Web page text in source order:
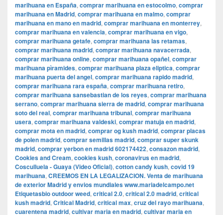
marihuana en España, comprar marihuana en estocolmo, comprar
marihuana en Madrid, comprar marihuana en malmo, comprar
marihuana en mano en madrid, comprar marihuana en monterrey,
comprar marihuana en valencia, comprar marihuana en vigo,
comprar marihuana getafe, comprar marihuana las retamas,
comprar marihuana madrid, comprar marihuana navacerrada,
comprar marihuana online, comprar marihuana opañel, comprar
marihuana pìramides, comprar marihuana plaza eliptica, comprar
marihuana puerta del angel, comprar marihuana rapido madrid,
comprar marihuana rara españa, comprar marihuana retiro,
comprar marihuana sansebastian de los reyes, comprar marihuana
serrano, comprar marihuana sierra de madrid, comprar marihuana
soto del real, comprar marihuana tribunal, comprar marihuana
usera, comprar marihuana valdeski, comprar matuja en madrid,
comprar mota en madrid, comprar og kush madrid, comprar placas
de polen madrid, comprar semillas madrid, comprar super skunk
madrid, comprar yerbon en madrid 602174422, consazon madrid,
Cookies and Cream, cookies kush, coronavirus en madrid,
Cosculluela - Guaya (Video Oficial), cotton candy kush, covid 19
marihuana, CREEMOS EN LA LEGALIZACION. Venta de marihuana
de exterior Madrid y envios mundiales www.mariadelcampo.net
Etiquetasbio outdoor weed, critical 2.0, critical 2.0 madrid, critical
kush madrid, Critical Madrid, critical max, cruz del rayo marihuana,
cuarentena madrid, cultivar maria en madrid, cultivar maria en